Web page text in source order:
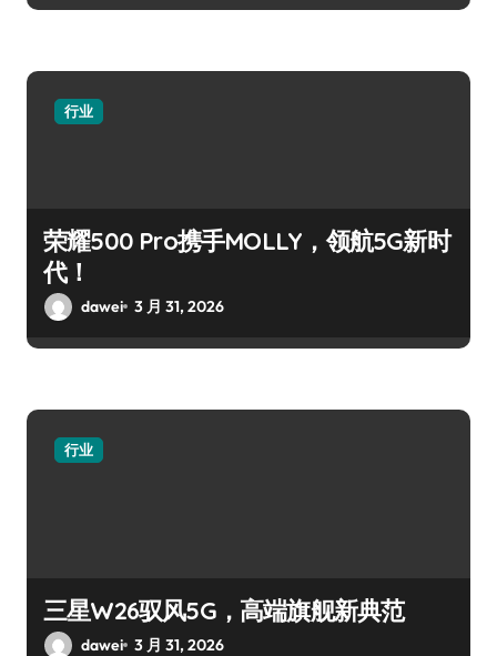
行业
荣耀500 Pro携手MOLLY，领航5G新时
代！
dawei 3 月 31, 2026
行业
三星W26驭风5G，高端旗舰新典范
dawei 3 月 31, 2026